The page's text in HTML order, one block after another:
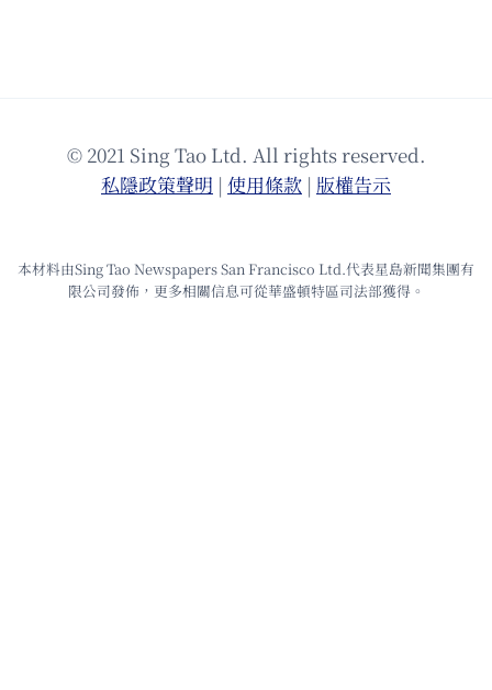
© 2021 Sing Tao Ltd. All rights reserved.
私隱政策聲明 | 使⽤條款 | 版權告⽰
本材料由Sing Tao Newspapers San Francisco Ltd.代表星島新聞集團有
限公司發佈，更多相關信息可從華盛頓特區司法部獲得。